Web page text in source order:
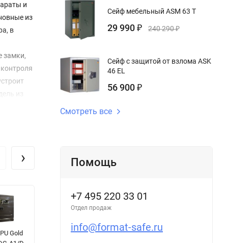
и
из
в
замки,
из
Gold
Сейф
Оружейный
›
Сейф мебельный ASM 63 T
29 990 ₽ 240 290₽
Сейф с защитой от взлома ASK
46 EL
56 900 ₽
Смотреть все
Помощь
+7 495 220 33 01
Отдел продаж
info@format-safe.ru